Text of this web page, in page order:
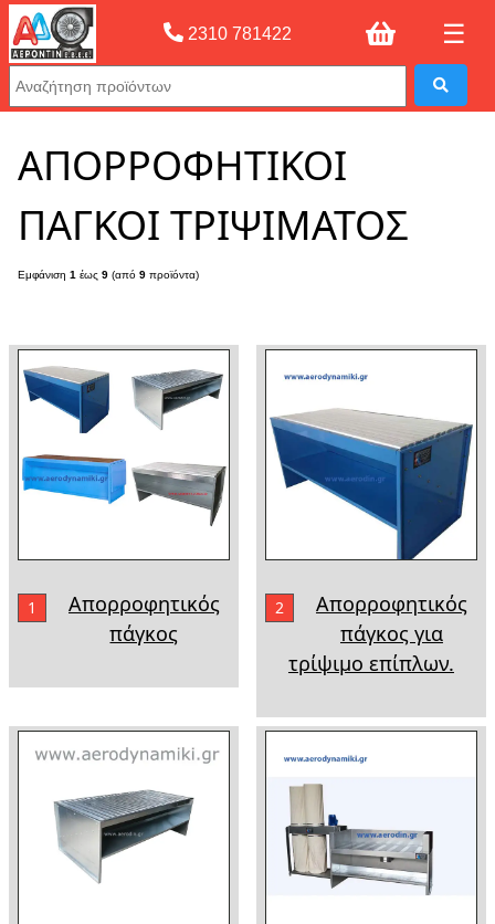
Αρχική σελίδας»ΑΠΟΡΡΟΦΗΤΙΚΟΙ ΠΑΓΚΟΙ ΤΡΙΨΙΜΑΤΟΣ
2310 781422 ☰
ΑΠΟΡΡΟΦΗΤΙΚΟΙ
ΠΑΓΚΟΙ ΤΡΙΨΙΜΑΤΟΣ
Εμφάνιση 1 έως 9 (από 9 προϊόντα)
1
Απορροφητικός
πάγκος
2
Απορροφητικός
πάγκος για
τρίψιμο επίπλων.